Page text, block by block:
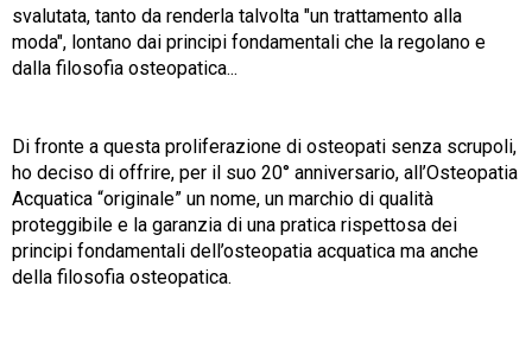
svalutata, tanto da renderla talvolta "un trattamento alla
moda", lontano dai principi fondamentali che la regolano e
dalla filosofia osteopatica...
Di fronte a questa proliferazione di osteopati senza scrupoli,
ho deciso di offrire, per il suo 20° anniversario, all’Osteopatia
Acquatica “originale” un nome, un marchio di qualità
proteggibile e la garanzia di una pratica rispettosa dei
principi fondamentali dell’osteopatia acquatica ma anche
della filosofia osteopatica.